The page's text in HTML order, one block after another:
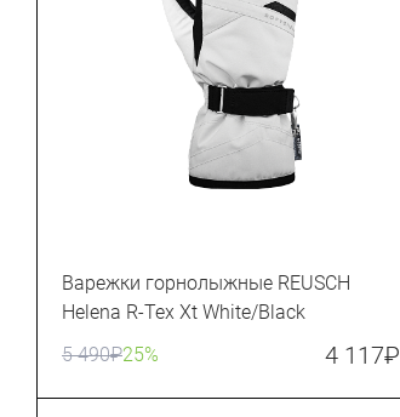
Варежки горнолыжные REUSCH
Helena R-Tex Xt White/Black
5 490₽25% 4 117₽